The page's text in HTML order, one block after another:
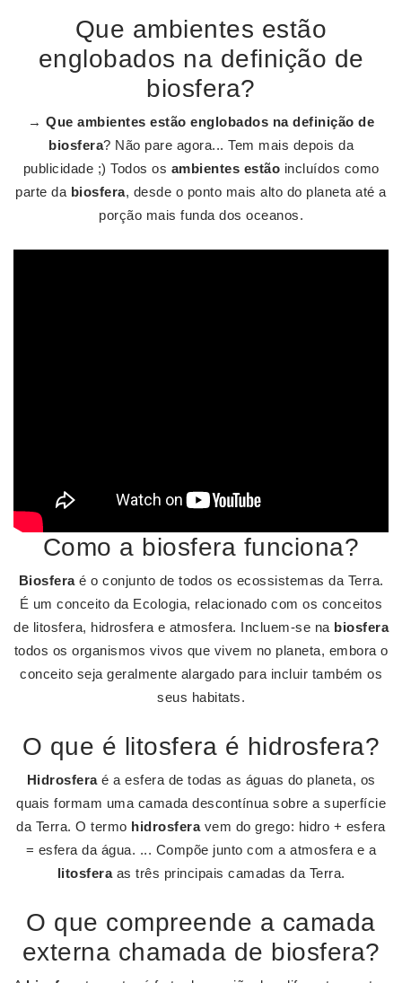
Que ambientes estão
englobados na definição de
biosfera?
→ Que ambientes estão englobados na definição de
biosfera? Não pare agora... Tem mais depois da
publicidade ;) Todos os ambientes estão incluídos como
parte da biosfera, desde o ponto mais alto do planeta até a
porção mais funda dos oceanos.
Como a biosfera funciona?
Biosferaé o conjunto de todos os ecossistemas da Terra.
É um conceito da Ecologia, relacionado com os conceitos
de litosfera, hidrosfera e atmosfera. Incluem-se na biosfera
todos os organismos vivos que vivem no planeta, embora o
conceito seja geralmente alargado para incluir também os
seus habitats.
O que é litosfera é hidrosfera?
Hidrosferaé a esfera de todas as águas do planeta, os
quais formam uma camada descontínua sobre a superfície
da Terra. O termo hidrosferavem do grego: hidro + esfera
= esfera da água. ... Compõe junto com a atmosfera e a
litosferaas três principais camadas da Terra.
O que compreende a camada
externa chamada de biosfera?